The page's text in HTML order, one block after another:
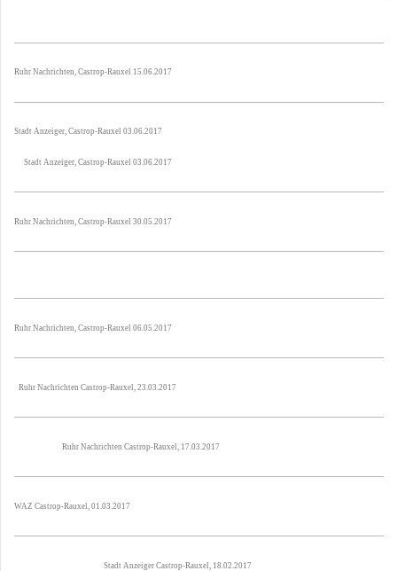
Ruhr Nachrichten, Castrop-Rauxel 15.06.2017
Stadt Anzeiger, Castrop-Rauxel 03.06.2017
Stadt Anzeiger, Castrop-Rauxel 03.06.2017
Ruhr Nachrichten, Castrop-Rauxel 30.05.2017
Ruhr Nachrichten, Castrop-Rauxel 06.05.2017
Ruhr Nachrichten Castrop-Rauxel, 23.03.2017
Ruhr Nachrichten Castrop-Rauxel, 17.03.2017
WAZ Castrop-Rauxel, 01.03.2017
Stadt Anzeiger Castrop-Rauxel, 18.02.2017